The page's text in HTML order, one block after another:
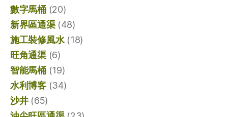
數字馬桶(20)
新界區通渠(48)
施工裝修風水(18)
旺角通渠(6)
智能馬桶(19)
水利博客(34)
沙井(65)